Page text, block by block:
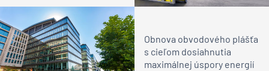
Obnova obvodového plášťa
s cieľom dosiahnutia
maximálnej úspory energií